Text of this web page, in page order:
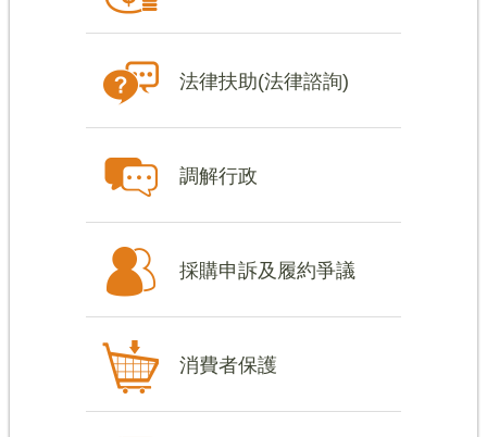
法律扶助(法律諮詢)
調解行政
採購申訴及履約爭議
消費者保護